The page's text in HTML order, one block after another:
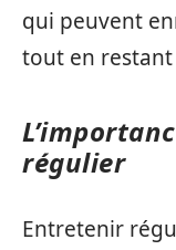
qui peuvent
tout en
régulier
Entretenir